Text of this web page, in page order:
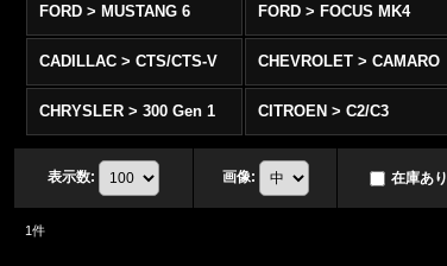
FORD > MUSTANG 6 FORD > FOCUS MK4
CADILLAC > CTS/CTS-V CHEVROLET > CAMARO
CHRYSLER > 300 Gen 1 CITROEN > C2/C3
表示数: 画像: 在庫あり
1件